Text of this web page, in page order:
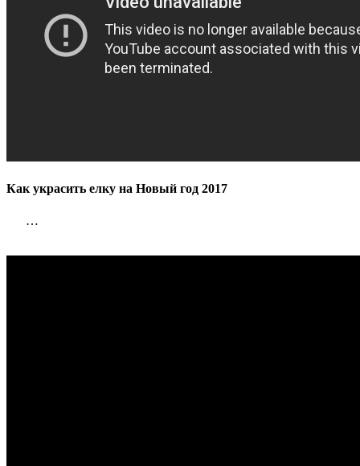
Как украсить елку на Новый год 2017
…